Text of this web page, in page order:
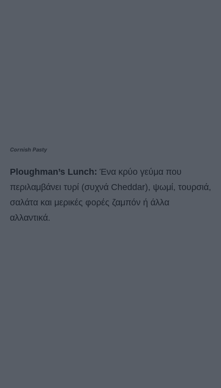
Cornish Pasty
Ploughman’s Lunch: Ένα κρύο γεύμα που
περιλαμβάνει τυρί (συχνά Cheddar), ψωμί, τουρσιά,
σαλάτα και μερικές φορές ζαμπόν ή άλλα
αλλαντικά.